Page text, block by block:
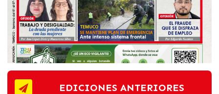
EDICIONES ANTERIORES